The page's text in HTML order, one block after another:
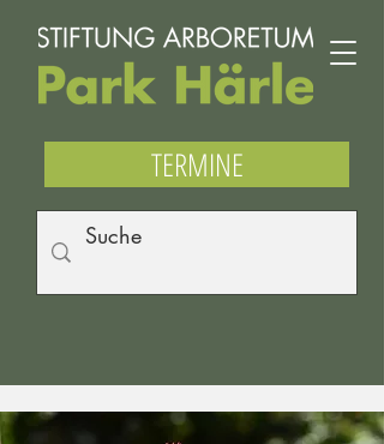
TERMINE